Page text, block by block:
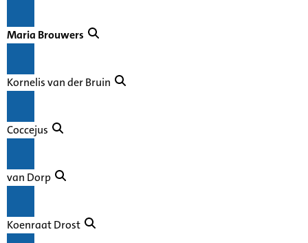
Maria Brouwers
Kornelis van der Bruin
Coccejus
van Dorp
Koenraat Drost